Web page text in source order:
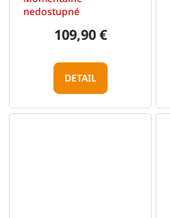
nedostupné
109,90 €
DETAIL